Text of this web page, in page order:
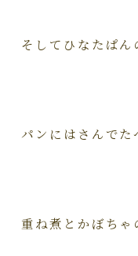
そしてひなたぱん
パンにはさんでた
重ね煮とかぼちゃ